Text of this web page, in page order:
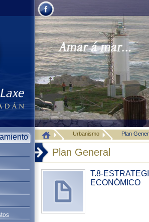
Urbanismo Plan
Plan General
T.8-
ECONÓMICO